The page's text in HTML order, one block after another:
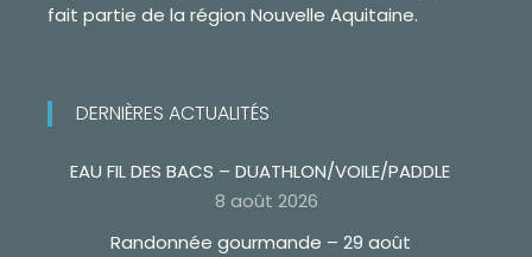
fait partie de la région Nouvelle Aquitaine.
DERNIÈRES ACTUALITÉS
EAU FIL DES BACS – DUATHLON/VOILE/PADDLE
8 août 2026
Randonnée gourmande – 29 août